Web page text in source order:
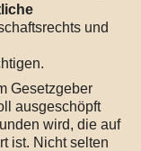
und
Gesetzgeber
ausgeschöpft
wird, die auf
ist. Nicht selten